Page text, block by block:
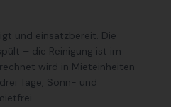
und einsatzbereit. Die
– die Reinigung ist im
wird in Mieteinheiten
Tage, Sonn- und